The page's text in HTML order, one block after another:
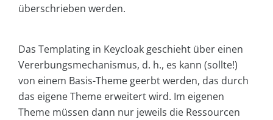
überschrieben werden.
Das Templating in Keycloak geschieht über einen
Vererbungsmechanismus, d. h., es kann (sollte!)
von einem Basis-Theme geerbt werden, das durch
das eigene Theme erweitert wird. Im eigenen
Theme müssen dann nur jeweils die Ressourcen